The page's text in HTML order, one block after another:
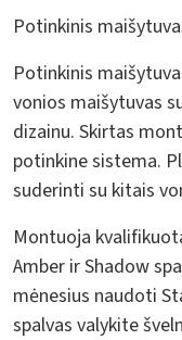
Potinkinis
Potinkinis
vonios maišytuvas
dizainu. Skirtas
potinkine sistema.
suderinti su kitais
Montuoja
Amber ir Shadow
mėnesius naudoti
spalvas valykite